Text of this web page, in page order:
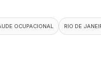
OCUPACIONAL RIO DE